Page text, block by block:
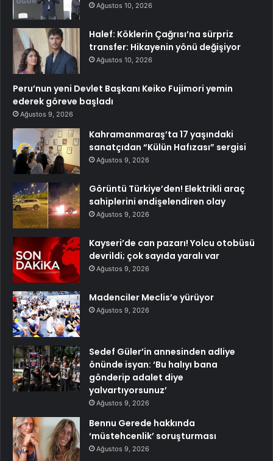
Ağustos 10, 2026
Halef: Köklerin Çağrısı’na sürpriz
transfer: Hikayenin yönü değişiyor
Ağustos 10, 2026
Peru’nun yeni Devlet Başkanı Keiko Fujimori yemin
ederek göreve başladı
Ağustos 9, 2026
Kahramanmaraş’ta 17 yaşındaki
sanatçıdan “Külün Hafızası” sergisi
Ağustos 9, 2026
Görüntü Türkiye’den! Elektrikli araç
sahiplerini endişelendiren olay
Ağustos 9, 2026
Kayseri’de can pazarı! Yolcu otobüsü
devrildi; çok sayıda yaralı var
Ağustos 9, 2026
Madenciler Meclis’e yürüyor
Ağustos 9, 2026
Sedef Güler’in annesinden adliye
önünde isyan: ‘Bu halıyı bana
gönderip adalet diye
yalvartıyorsunuz’
Ağustos 9, 2026
Bennu Gerede hakkında
‘müstehcenlik’ soruşturması
Ağustos 9, 2026